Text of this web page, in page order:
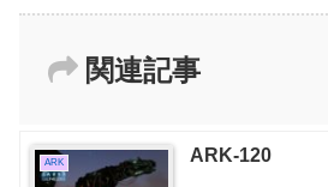
関連記事
ARK ARK-120